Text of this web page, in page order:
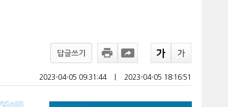
답글쓰기
2023-04-05 09:31:44 2023-04-05 18:16:51